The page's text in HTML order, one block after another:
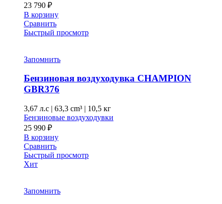
23 790 ₽
В корзину
Сравнить
Быстрый просмотр
Запомнить
Бензиновая воздуходувка CHAMPION
GBR376
3,67 л.с | 63,3 cm³ | 10,5 кг
Бензиновые воздуходувки
25 990 ₽
В корзину
Сравнить
Быстрый просмотр
Хит
Запомнить